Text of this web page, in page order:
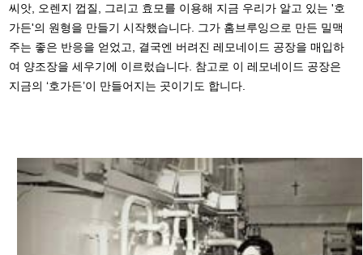
씨앗, 오렌지 껍질, 그리고 효모를 이용해 지금 우리가 알고 있는 '호
가든'의 원형을 만들기 시작했습니다. 그가 홈브루잉으로 만든 밀맥
주는 좋은 반응을 얻었고, 결국엔 버려진 레모네이드 공장을 매입하
여 양조장을 세우기에 이르렀습니다. 참고로 이 레모네이드 공장은
지금의 ‘호가든’이 만들어지는 곳이기도 합니다.